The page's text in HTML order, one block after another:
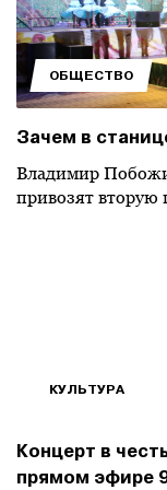
ОБЩЕСТВО
Зачем в
Владимир
привозят вторую
КУЛЬТУРА
Концерт в
прямом эфире